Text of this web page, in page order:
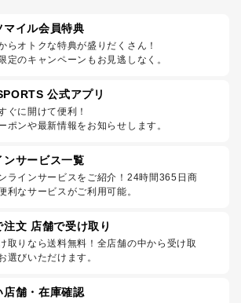
マイル会員特典
らオトクな特典が盛りだくさん！
定のキャンペーンもお見逃しなく。
公式アプリ
ぐに開けて便利！
ポンや最新情報をお知らせします。
ンサービス一覧
ラインサービスをご紹介！24時間365日商
利なサービスがご利用可能。
注文 店舗で受け取り
取りなら送料無料！全店舗の中から受け取
選びいただけます。
店舗・在庫確認